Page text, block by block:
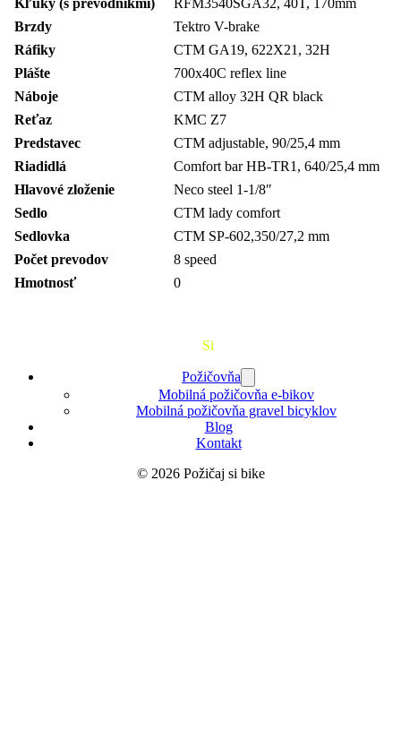
Brzdy
Tektro V-brake
Ráfiky
CTM GA19, 622X21, 32H
Plášte
700x40C reflex line
Náboje
CTM alloy 32H QR black
Reťaz
KMC Z7
Predstavec
CTM adjustable, 90/25,4 mm
Riadidlá
Comfort bar HB-TR1, 640/25,4 mm
Hlavové zloženie
Neco steel 1-1/8″
Sedlo
CTM lady comfort
Sedlovka
CTM SP-602,350/27,2 mm
Počet prevodov
8 speed
Hmotnosť
0
Si
Požičovňa
Mobilná požičovňa e-bikov
Mobilná požičovňa gravel bicyklov
Blog
Kontakt
© 2026 Požičaj si bike